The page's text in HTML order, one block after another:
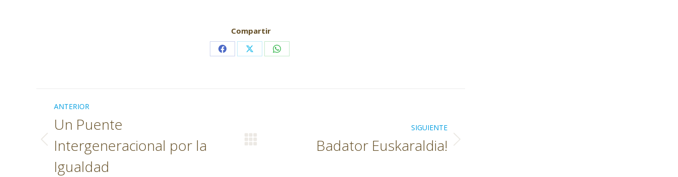
Compartir
Share Share Share
Navegación
entre
publicaciones
ANTERIOR
Publicación
anterior:
Un Puente
Intergeneracional por la
Igualdad
SIGUIENTE
PublicaciónBadator Euskaraldia!